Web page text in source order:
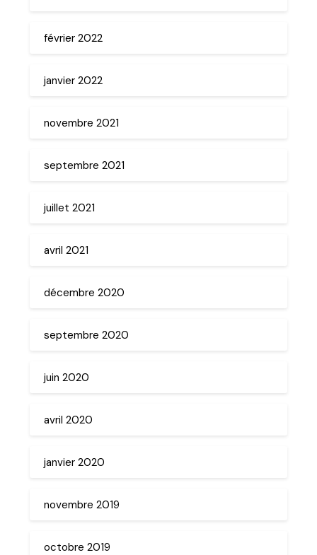
février 2022
janvier 2022
novembre 2021
septembre 2021
juillet 2021
avril 2021
décembre 2020
septembre 2020
juin 2020
avril 2020
janvier 2020
novembre 2019
octobre 2019